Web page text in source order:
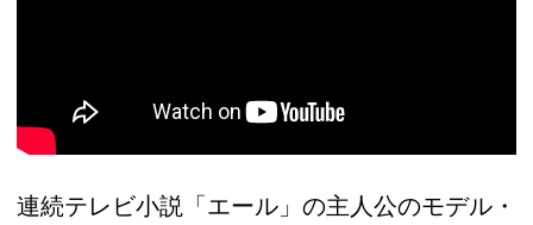
連続テレビ小説「エール」の主人公のモデル・